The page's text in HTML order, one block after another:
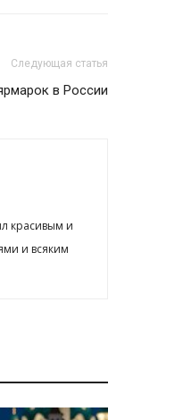
Следующая статья
в России
красивым и
и всяким